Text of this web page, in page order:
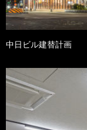
中日ビル建替計画